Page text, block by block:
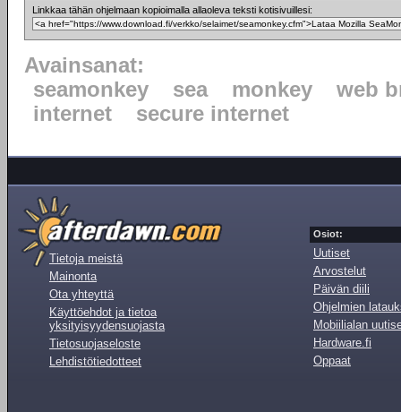
Linkkaa tähän ohjelmaan kopioimalla allaoleva teksti kotisivuillesi:
Avainsanat:
seamonkey
sea monkey
web
internet
secure internet
Tietoja meistä
Mainonta
Ota yhteyttä
Käyttöehdot ja tietoa
yksityisyydensuojasta
Tietosuojaseloste
Lehdistötiedotteet
Osiot:
Uutiset
Arvostelut
Päivän diili
Ohjelmien
Mobiilialan
Hardware.fi
Oppaat